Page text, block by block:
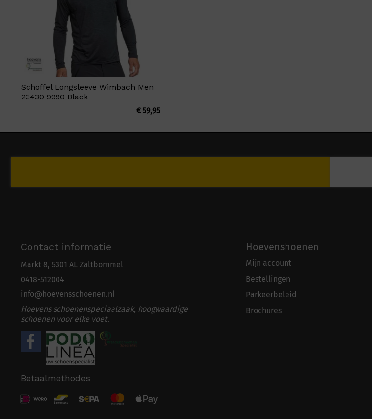
Schoffel Longsleeve Wimbach Men
23430 9990 Black
€59,95
Contact informatie
Markt 8, 5301 AL Zaltbommel
0418-512004
info@hoevensschoenen.nl
Hoevens schoenenspeciaalzaak, hoogwaardige
schoenen voor elke voet.
Betaalmethodes
Hoevenshoenen
Mijn account
Bestellingen
Parkeerbeleid
Brochures